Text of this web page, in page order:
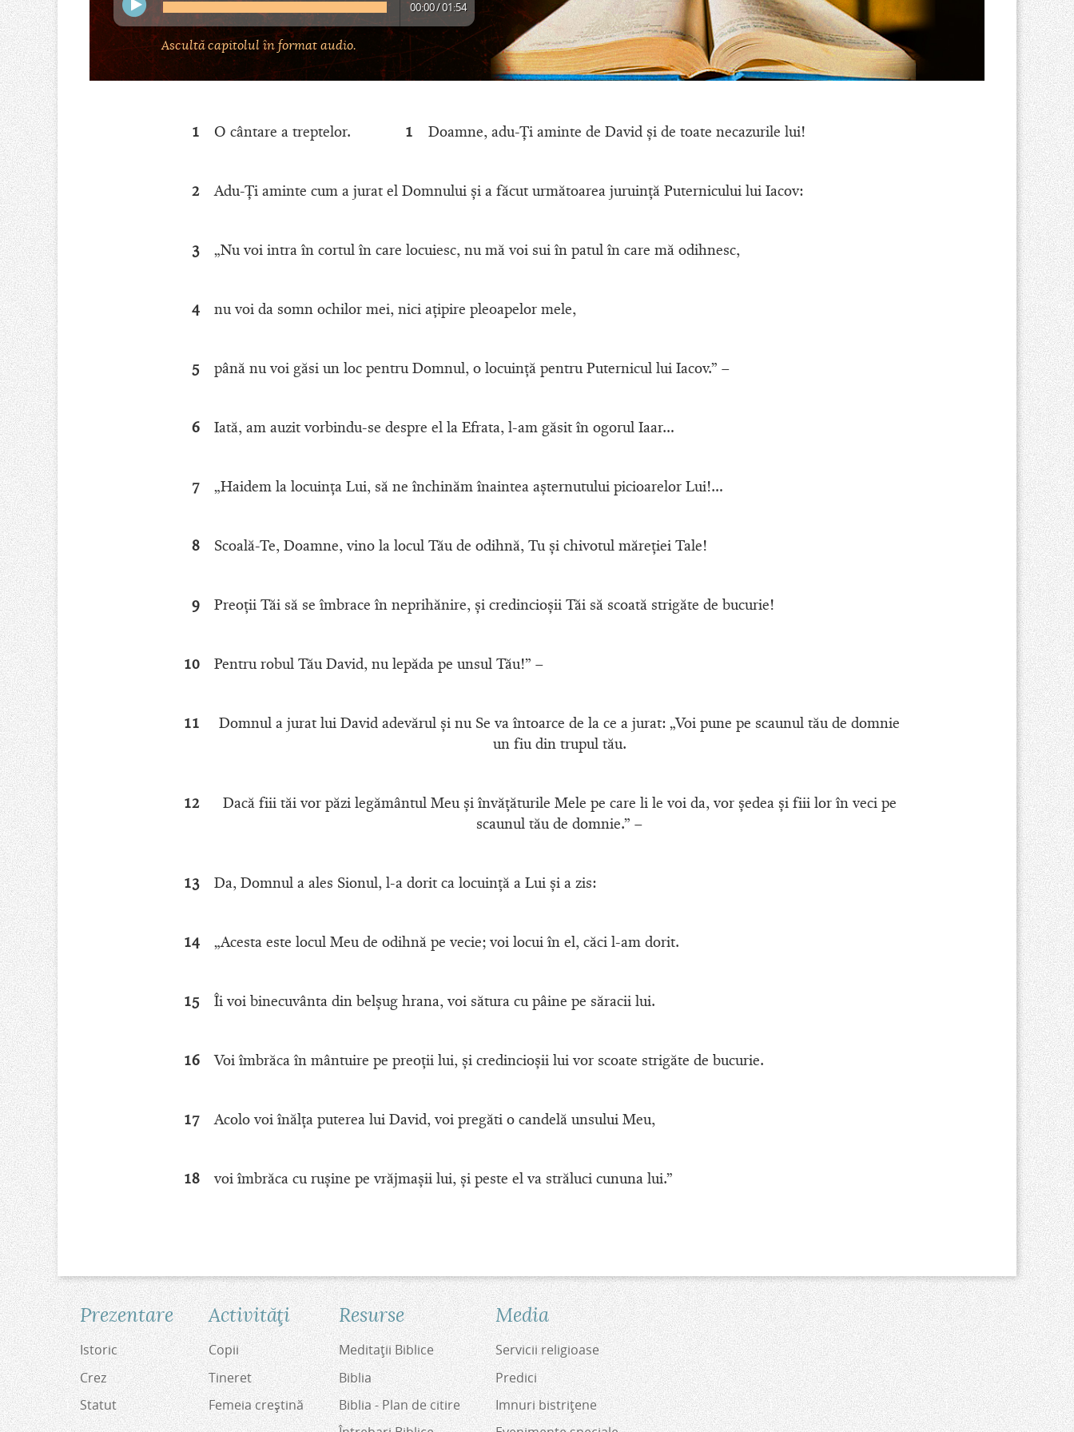
00:00/01:54
Ascultă capitolul în format audio.
1 O cântare a treptelor. 1 Doamne, adu-Ţi aminte de David şi de toate necazurile lui!
2 Adu-Ţi aminte cum a jurat el Domnului şi a făcut următoarea juruinţă Puternicului lui Iacov:
3 „Nu voi intra în cortul în care locuiesc, nu mă voi sui în patul în care mă odihnesc,
4 nu voi da somn ochilor mei, nici aţipire pleoapelor mele,
5 până nu voi găsi un loc pentru Domnul, o locuinţă pentru Puternicul lui Iacov.” –
6 Iată, am auzit vorbindu-se despre el la Efrata, l-am găsit în ogorul Iaar…
7 „Haidem la locuinţa Lui, să ne închinăm înaintea aşternutului picioarelor Lui!…
8 Scoală-Te, Doamne, vino la locul Tău de odihnă, Tu şi chivotul măreţiei Tale!
9 Preoţii Tăi să se îmbrace în neprihănire, şi credincioşii Tăi să scoată strigăte de bucurie!
10 Pentru robul Tău David, nu lepăda pe unsul Tău!” –
11
Domnul a jurat lui David adevărul şi nu Se va întoarce de la ce a jurat: „Voi pune pe scaunul tău de domnie
un fiu din trupul tău.
12
Dacă fiii tăi vor păzi legământul Meu şi învăţăturile Mele pe care li le voi da, vor şedea şi fiii lor în veci pe
scaunul tău de domnie.” –
13 Da, Domnul a ales Sionul, l-a dorit ca locuinţă a Lui şi a zis:
14 „Acesta este locul Meu de odihnă pe vecie; voi locui în el, căci l-am dorit.
15 Îi voi binecuvânta din belşug hrana, voi sătura cu pâine pe săracii lui.
16 Voi îmbrăca în mântuire pe preoţii lui, şi credincioşii lui vor scoate strigăte de bucurie.
17 Acolo voi înălţa puterea lui David, voi pregăti o candelă unsului Meu,
18 voi îmbrăca cu ruşine pe vrăjmaşii lui, şi peste el va străluci cununa lui.”
Prezentare
Istoric
Crez
Statut
Activităţi
Copii
Tineret
Femeia creştină
Resurse
Meditaţii Biblice
Biblia
Biblia - Plan de citire
Media
Servicii religioase
Predici
Imnuri bistriţene